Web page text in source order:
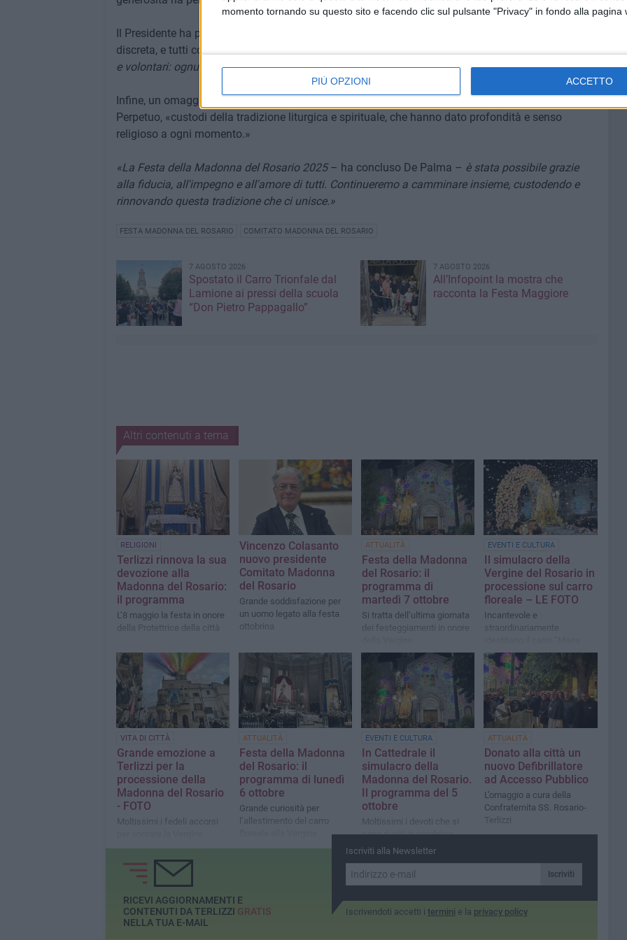
momento tornando su questo sito e facendo clic sul pulsante "Privacy" in fondo alla pagina
PIÙ OPZIONI ACCETTO
Il Presidente ha poi ringraziato le forze dell'ordine e la Croce Rossa per la presenza vigile e
discreta, e tutti coloro che hanno animato la festa:
e volontari: ognuno ha portato luce, colore e passione.»
Infine, un omaggio alla Confraternita del Santo Rosario e all'Associazione Femminile del Rosario
Perpetuo, «custodi della tradizione liturgica e spirituale, che hanno dato profondità e senso
religioso a ogni momento.»
«La Festa della Madonna del Rosario 2025– ha concluso De Palma – è stata possibile grazie
alla fiducia, all'impegno e all'amore di tutti. Continueremo a camminare insieme, custodendo e
rinnovando questa tradizione che ci unisce.»
FESTA MADONNA DEL ROSARIO COMITATO MADONNA DEL ROSARIO
7 AGOSTO 2026
Spostato il Carro Trionfale dal
Lamione ai pressi della scuola
“Don Pietro Pappagallo”
7 AGOSTO 2026
All’Infopoint la mostra che
racconta la Festa Maggiore
Altri contenuti a tema
RELIGIONI
Terlizzi rinnova la sua
devozione alla
Madonna del Rosario:
il programma
L’8 maggio la festa in onore
della Protettrice della città
Vincenzo Colasanto
nuovo presidente
Comitato Madonna
del Rosario
Grande soddisfazione per
un uomo legato alla festa
ottobrina
ATTUALITÀ
Festa della Madonna
del Rosario: il
programma di
martedì 7 ottobre
Si tratta dell’ultima giornata
dei festeggiamenti in onore
EVENTI E CULTURA
Il simulacro della
Vergine del Rosario in
processione sul carro
floreale – LE FOTO
Incantevole e
straordinariamente
inter flores paradisi”
VITA DI CITTÀ
Grande emozione a
Terlizzi per la
processione della
Madonna del Rosario
- FOTO
Moltissimi i fedeli accorsi
ATTUALITÀ
Festa della Madonna
del Rosario: il
programma di lunedì
6 ottobre
Grande curiosità per
l’allestimento del carro
EVENTI E CULTURA
In Cattedrale il
simulacro della
Madonna del Rosario.
Il programma del 5
ottobre
Moltissimi i devoti che si
sono riuniti in preghiera
durante il percorso di ieri
ATTUALITÀ
Donato alla città un
nuovo Defibrillatore
ad Accesso Pubblico
L’omaggio a cura della
Confraternita SS. Rosario-
Terlizzi
Iscriviti alla Newsletter
Iscriviti
Iscrivendoti accetti i termini e la privacy policy
RICEVI AGGIORNAMENTI E
CONTENUTI DA TERLIZZI GRATIS
NELLA TUA E-MAIL